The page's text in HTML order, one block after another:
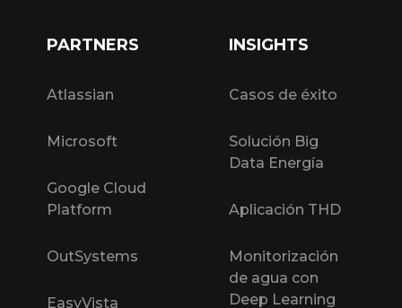
PARTNERS
Atlassian
Microsoft
Google Cloud
Platform
OutSystems
EasyVista
INSIGHTS
Casos de éxito
Solución Big
Data Energía
Aplicación THD
Monitorización
de agua con
Deep Learning